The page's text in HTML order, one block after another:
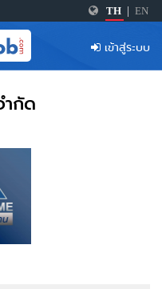
TH EN
เข้าสู่ระบบ
กัด